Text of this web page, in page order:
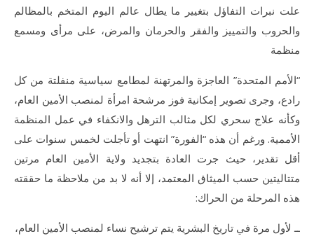
علت نبرات التفاؤل بتغيير ما يطال عالم اليوم المتخم بالمظالم
والحروب والتمييز والفقر والحرمان والمرض، على مرأى ومسمع
منظمة
“الأمم المتحدة” العاجزة والمرتهنة لمطامع سياسية منفلتة من كل
رادع، وجرى تصوير إمكانية فوز مرشحة امرأة لمنصب الأمين العام،
وكأنه علاج سحري لكل مثالب الترهل والانكفاء في عمل المنظمة
الأممية. ورغم أن هذه “الفورة” انتهت أو تأجلت لخمس سنوات على
أقل تقدير، حيث جرت العادة بتجديد ولاية الأمين العام مرتين
متتاليتين حسب الميثاق المعتمد، إلا أنه لا بد من ملاحظة ما حققته
هذه المرحلة من الحراك:
ــ لأول مرة في تاريخ البشرية يتم ترشيح نساء لمنصب الأمين العام،